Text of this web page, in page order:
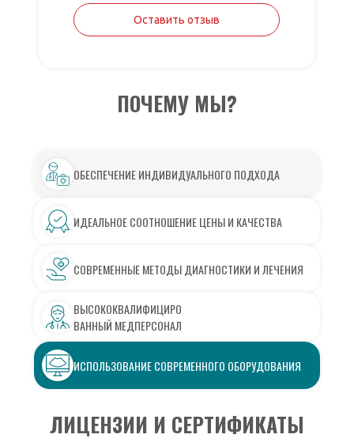
Оставить отзыв
ПОЧЕМУ МЫ?
ОБЕСПЕЧЕНИЕ ИНДИВИДУАЛЬНОГО ПОДХОДА
ИДЕАЛЬНОЕ СООТНОШЕНИЕ ЦЕНЫ И КАЧЕСТВА
СОВРЕМЕННЫЕ МЕТОДЫ ДИАГНОСТИКИ И ЛЕЧЕНИЯ
ВЫСОКОКВАЛИФИЦИРО
ВАННЫЙ МЕДПЕРСОНАЛ
ИСПОЛЬЗОВАНИЕ СОВРЕМЕННОГО ОБОРУДОВАНИЯ
ЛИЦЕНЗИИ И СЕРТИФИКАТЫ